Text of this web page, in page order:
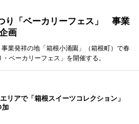
り「ベーカリーフェス」 事業
画
業発祥の地「箱根小涌園」（箱根町）で春
ベーカリーフェス」を開催する。
リアで「箱根スイーツコレクション」
加